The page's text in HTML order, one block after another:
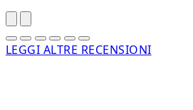
LEGGI ALTRE RECENSIONI